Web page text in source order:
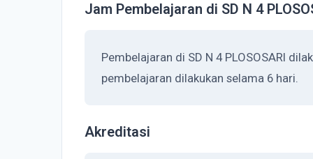
Jam Pembelajaran di SD N 4
Pembelajaran di SD N 4 PLOSOSARI
pembelajaran dilakukan selama 6 hari.
Akreditasi